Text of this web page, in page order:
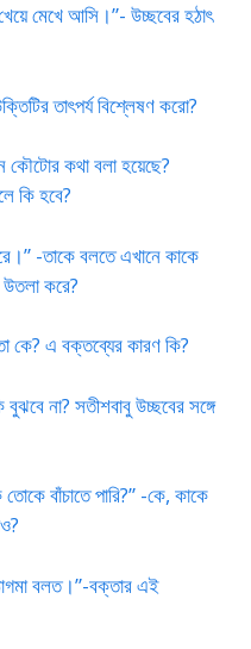
মেখে আসি।”- উচ্ছবের হঠাৎ
তাৎপর্য বিশ্লেষণ করো?
কথা বলা হয়েছে?
কি হবে?
-তাকে বলতে এখানে কাকে
করে?
কে? এ বক্তব্যের কারণ কি?
না? সতীশবাবু উচ্ছবের সঙ্গে
বাঁচাতে পারি?” -কে, কাকে
বলত।”-বক্তার এই